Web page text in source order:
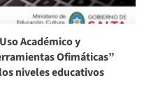
Académico y
Ofimáticas”
niveles educativos